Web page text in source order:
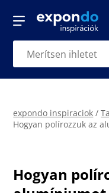
expondo inspiraciok /
Hogyan polírozzuk az
Hogyan